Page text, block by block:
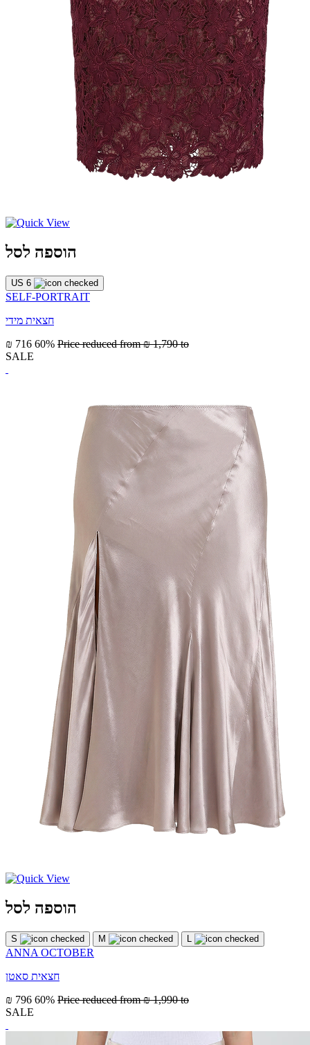
הוספה לסל
US 6
SELF-PORTRAIT
חצאית מידי
₪ 716 60% Price reduced from₪ 1,790 to
SALE
הוספה לסל
S M L
ANNA OCTOBER
חצאית סאטן
₪ 796 60% Price reduced from₪ 1,990 to
SALE